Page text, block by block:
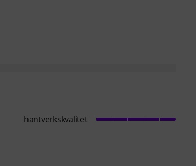
hantverkskvalitet